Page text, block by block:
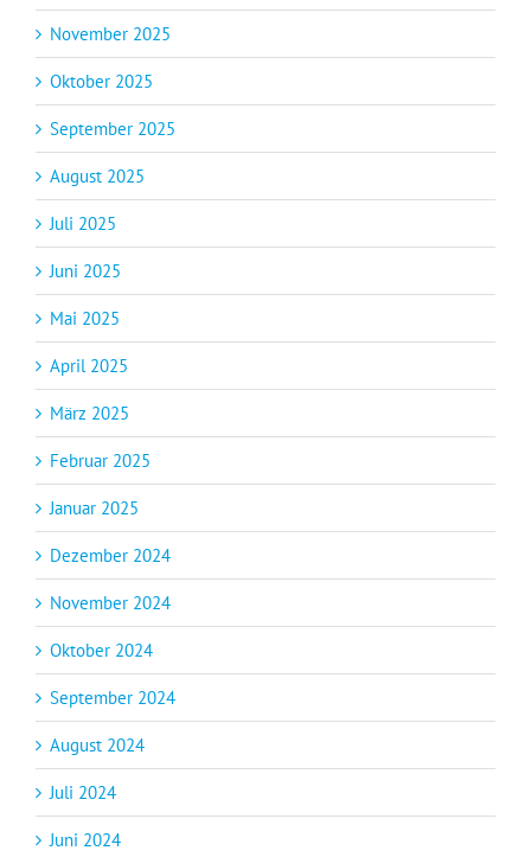
November 2025
Oktober 2025
September 2025
August 2025
Juli 2025
Juni 2025
Mai 2025
April 2025
März 2025
Februar 2025
Januar 2025
Dezember 2024
November 2024
Oktober 2024
September 2024
August 2024
Juli 2024
Juni 2024